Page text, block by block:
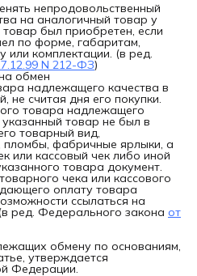
непродовольственный
на аналогичный товар у
был приобретен, если
по форме, габаритам,
или комплектации. (в ред.
N 212-ФЗ)
обмен
надлежащего качества в
не считая дня его покупки.
товара надлежащего
товар не был в
товарный вид,
пломбы, фабричные ярлыки, а
или кассовый чек либо иной
товара документ.
чека или кассового
оплату товара
ссылаться на
ред. Федерального закона от
обмену по основаниям,
утверждается
Федерации.